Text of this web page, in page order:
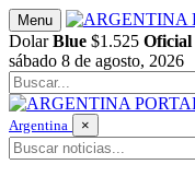
Saltar
al
contenido
Menu
Dolar Blue $1.525 Oficial
sábado 8 de agosto, 2026
Buscar
Argentina
×
Buscar